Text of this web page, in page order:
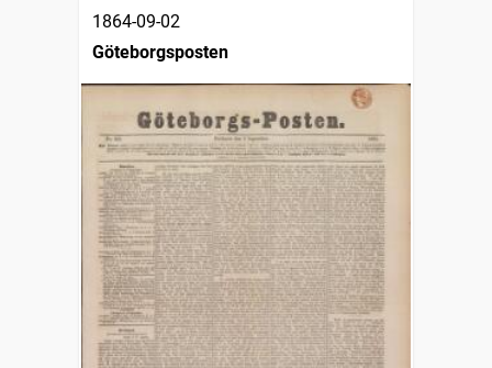
1864-09-02
Göteborgsposten